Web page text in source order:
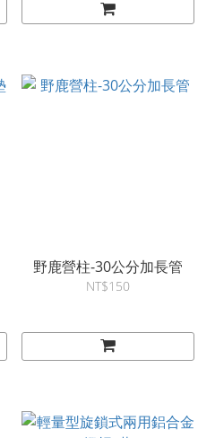
野鹿營柱-30公分加長管
NT$150